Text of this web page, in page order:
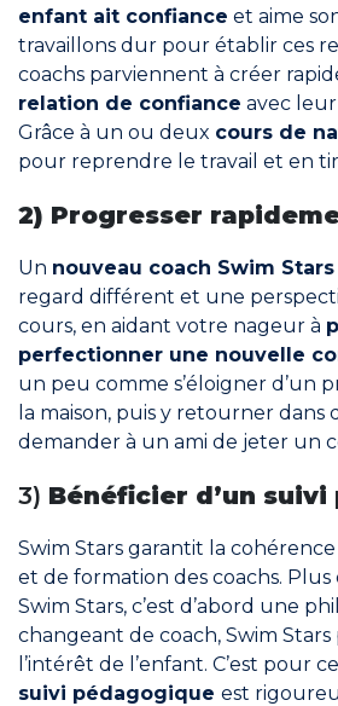
enfant ait confiance et aime
travaillons dur pour établir ces
coachs parviennent à créer
relation de confiance avec
Grâce à un ou deux cours de
pour reprendre le travail et en
2) Progresser
Un nouveau coach Swim Stars
regard différent et une
cours, en aidant votre nageur à
perfectionner une nouvelle
un peu comme s’éloigner d’un
la maison, puis y retourner dans
demander à un ami de jeter un
3) Bénéficier d’un
Swim Stars garantit la
et de formation des coachs. Plus
Swim Stars, c’est d’abord une
changeant de coach, Swim
l’intérêt de l’enfant. C’est pour
suivi pédagogique est